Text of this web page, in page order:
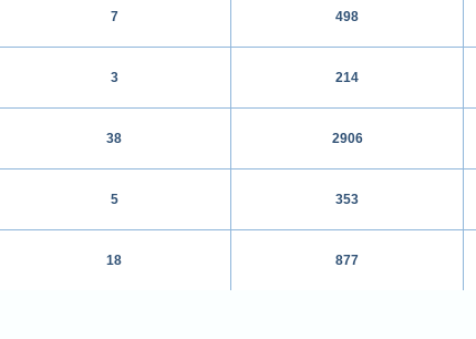
7 498
3 214
38 2906
5 353
18 877